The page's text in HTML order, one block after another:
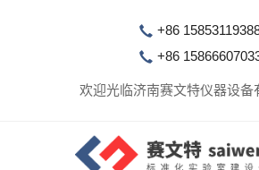
+86
+86
欢迎光临济南赛文特仪器设备